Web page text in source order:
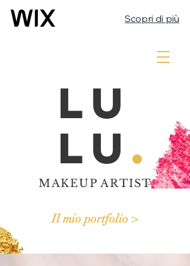
Scopri di più